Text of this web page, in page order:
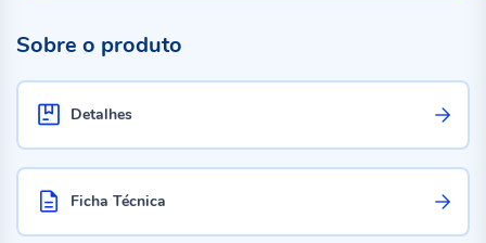
Sobre o produto
Detalhes
Ficha Técnica